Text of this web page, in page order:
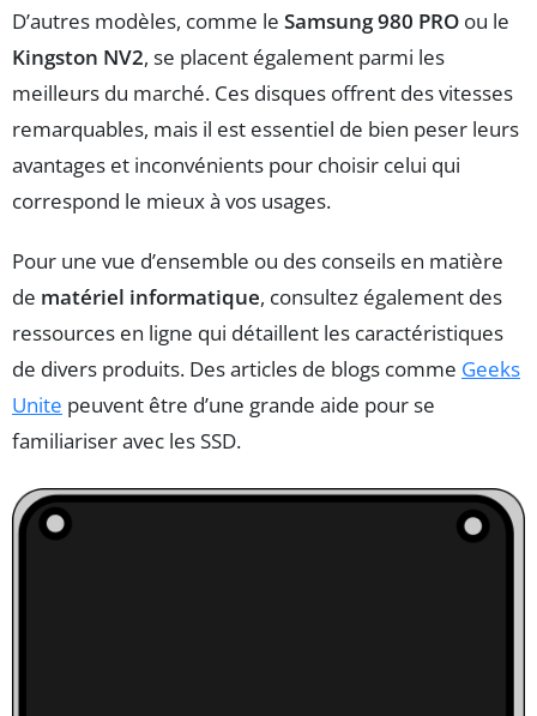
D’autres modèles, comme le Samsung 980 PRO ou le
Kingston NV2, se placent également parmi les
meilleurs du marché. Ces disques offrent des vitesses
remarquables, mais il est essentiel de bien peser leurs
avantages et inconvénients pour choisir celui qui
correspond le mieux à vos usages.
Pour une vue d’ensemble ou des conseils en matière
de matériel informatique, consultez également des
ressources en ligne qui détaillent les caractéristiques
de divers produits. Des articles de blogs comme Geeks
Unite peuvent être d’une grande aide pour se
familiariser avec les SSD.